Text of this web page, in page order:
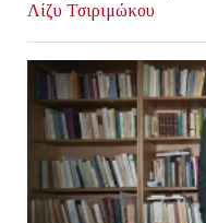
Λίζυ Τσιριμώκου